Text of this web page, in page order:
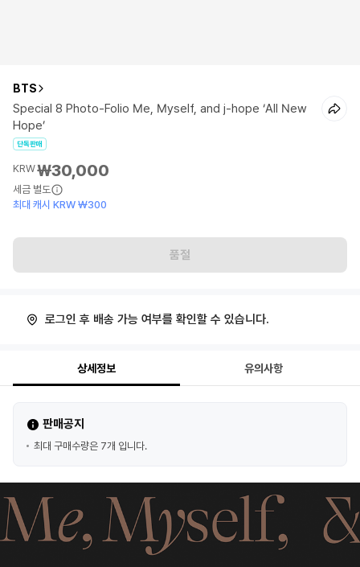
BTS
Special 8 Photo-Folio Me, Myself, and j-hope ‘All New
Hope’
단독판매
KRW₩30,000
세금 별도
최대 캐시 KRW ₩300
품절
로그인 후 배송 가능 여부를 확인할 수 있습니다.
상세정보 유의사항
판매공지
최대 구매수량은 7개 입니다.